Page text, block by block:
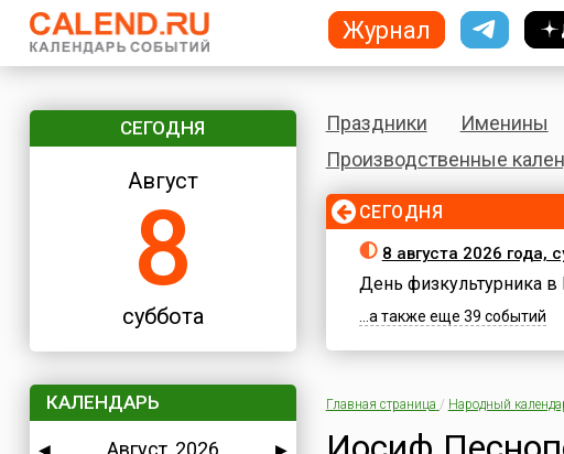
СЕГОДНЯ
Август
8
суббота
КАЛЕНДАРЬ
◀ Август, 2026
▶
Праздники Именины
Производственные
СЕГОДНЯ
8 августа 2026 года,
День физкультурника в
...а также еще 39 событий
Главная страница / Народный
Журнал